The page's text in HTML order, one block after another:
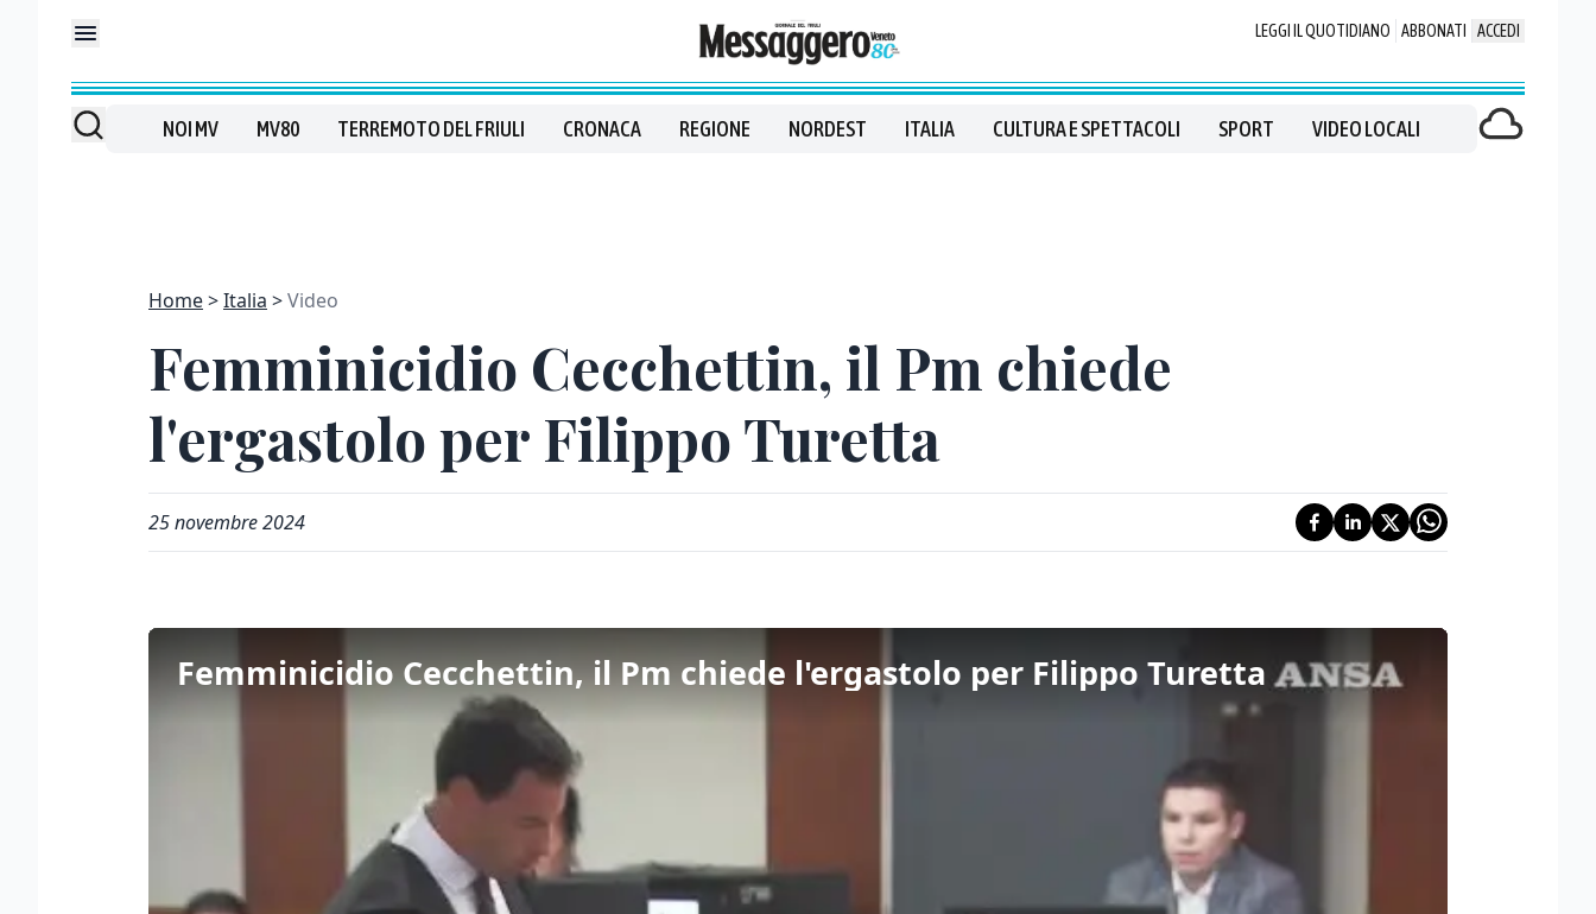
LEGGI IL QUOTIDIANO ABBONATI ACCEDI
NOI MV MV80 TERREMOTO DEL FRIULI CRONACA REGIONE NORDEST ITALIA CULTURA E SPETTACOLI SPORT VIDEO LOCALI
Home Italia Video
Femminicidio Cecchettin, il Pm chiede
l'ergastolo per Filippo Turetta
25 novembre 2024
Femminicidio Cecchettin, il Pm chiede l'ergastolo per Filippo Turetta